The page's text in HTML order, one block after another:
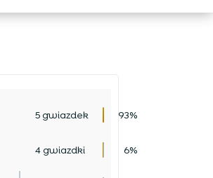
5 gwiazdek 93%
4 gwiazdki 6%